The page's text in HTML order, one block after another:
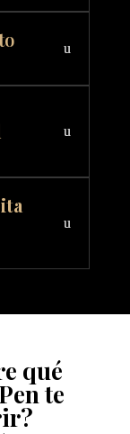
qué
te